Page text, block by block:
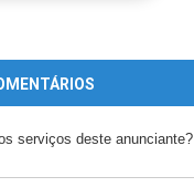
serviços deste anunciante?